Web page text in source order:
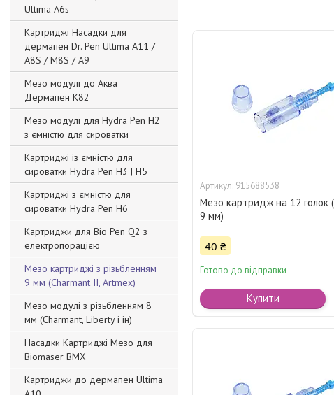
Ultima A6s
Картриджі Насадки для
дермапен Dr. Pen Ultima A11 /
A8S / M8S / A9
Мезо модулі до Аква
Дермапен К82
Мезо модулі для Hydra Pen Н2
з ємністю для сироватки
Картриджі із ємністю для
сироватки Hydra Pen H3 | H5
Картриджі з ємністю для
сироватки Hydra Pen H6
Картриджи для Bio Pen Q2 з
електропорацією
Мезо картриджі з різьбленням
9 мм (Charmant II, Artmex)
Мезо модулі з різьбленням 8
мм (Charmant, Liberty і ін)
Насадки Картриджі Мезо для
Biomaser BMX
Картриджи до дермапен Ultima
915688538
Мезо картридж на 12 голок
9 мм)
40 ₴
Готово до відправки
Купити